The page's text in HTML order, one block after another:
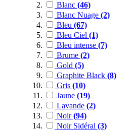
Blanc (46)
Blanc Nuage (2)
Bleu (67)
Bleu Ciel (1)
Bleu intense (7)
Brume (2)
Gold (5)
Graphite Black (8)
Gris (10)
Jaune (19)
Lavande (2)
Noir(94)
Noir Sidéral (3)